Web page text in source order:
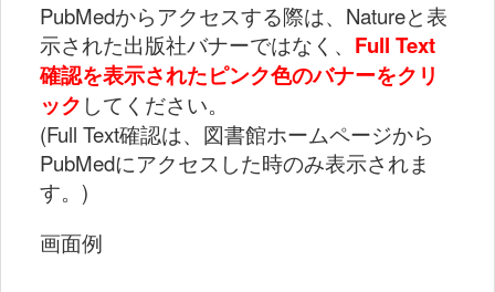
PubMedからアクセスする際は、Natureと表
示された出版社バナーではなく、 Full Text
確認を表示されたピンク色のバナーをクリ
ック してください。
(Full Text確認は、図書館ホームページから
PubMedにアクセスした時のみ表示されま
す。)
画面例